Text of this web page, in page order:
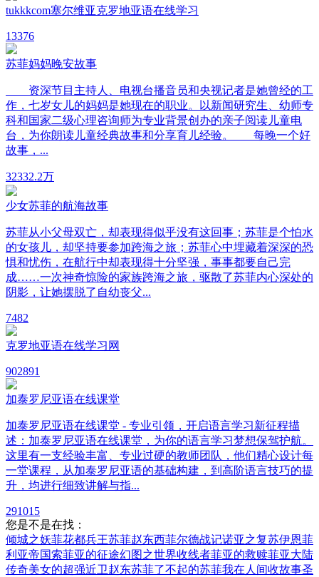
tukkkcom塞尔维亚克罗地亚语在线学习
13376
苏菲妈妈晚安故事
资深节目主持人、电视台播音员和央视记者是她曾经的工
作，七岁女儿的妈妈是她现在的职业。以新闻研究生、幼师专
科和国家二级心理咨询师为专业背景创办的亲子阅读儿童电
台，为你朗读儿童经典故事和分享育儿经验。 每晚一个好
故事，...
32332.2万
少女苏菲的航海故事
苏菲从小父母双亡，却表现得似乎没有这回事；苏菲是个怕水
的女孩儿，却坚持要参加跨海之旅；苏菲心中埋藏着深深的恐
惧和忧伤，在航行中却表现得十分坚强，事事都要自己完
成……一次神奇惊险的家族跨海之旅，驱散了苏菲内心深处的
阴影，让她摆脱了自幼丧父...
7482
克罗地亚语在线学习网
902891
加泰罗尼亚语在线课堂
加泰罗尼亚语在线课堂 - 专业引领，开启语言学习新征程描
述：加泰罗尼亚语在线课堂，为你的语言学习梦想保驾护航。
这里有一支经验丰富、专业过硬的教师团队，他们精心设计每
一堂课程，从加泰罗尼亚语的基础构建，到高阶语言技巧的提
升，均进行细致讲解与指...
291015
您是不是在找：
倾城之妖菲花都兵王苏菲赵东西菲尔德战记诺亚之复苏伊恩菲
利亚帝国索菲亚的征途幻图之世界收线者菲亚的救赎菲亚大陆
传奇美女的超强近卫赵东苏菲了不起的苏菲我在人间收故事圣